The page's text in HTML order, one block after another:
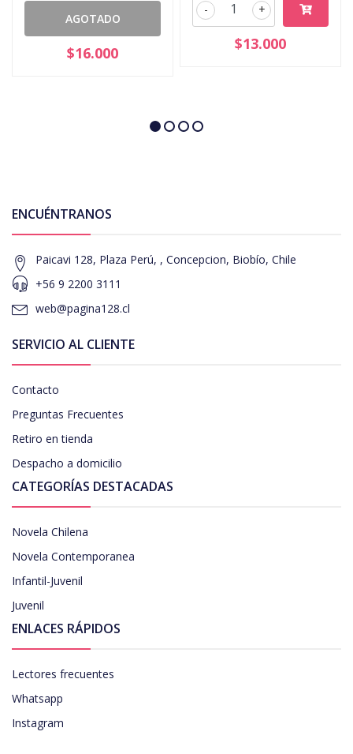
AGOTADO
$16.000
+
-
$13.000
ENCUÉNTRANOS
Paicavi 128, Plaza Perú, , Concepcion, Biobío, Chile
+56 9 2200 3111
web@pagina128.cl
SERVICIO AL CLIENTE
Contacto
Preguntas Frecuentes
Retiro en tienda
Despacho a domicilio
CATEGORÍAS DESTACADAS
Novela Chilena
Novela Contemporanea
Infantil-Juvenil
Juvenil
ENLACES RÁPIDOS
Lectores frecuentes
Whatsapp
Instagram